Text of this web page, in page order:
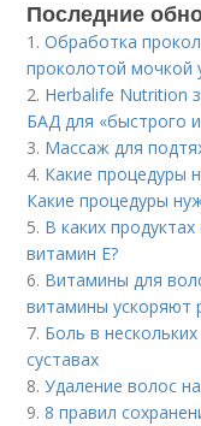
Последние
1.Обработка
проколотой мочкой
2. Herbalife Nutrition
БАД для «быстрого
3. Массаж для
4. Какие процедуры
Какие процедуры
5. В каких
витамин Е?
6. Витамины для
витамины ускоряют
7. Боль в
суставах
8.Удаление волос
9.8 правил